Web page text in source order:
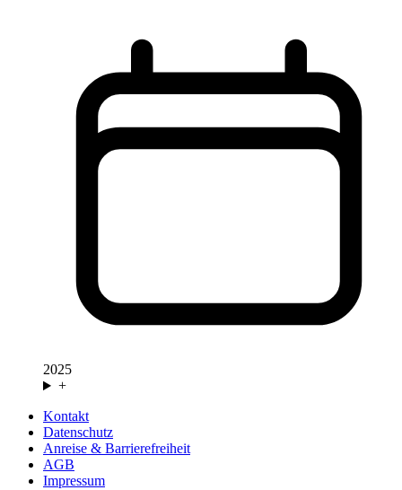
2025
+
Kontakt
Datenschutz
Anreise & Barrierefreiheit
AGB
Impressum